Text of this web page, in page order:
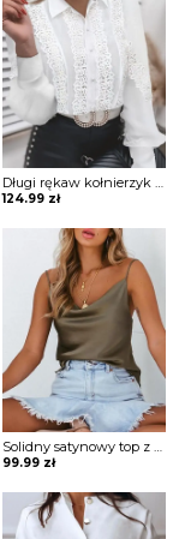
Długi rękaw kołnierzyk rozpinana guziki koronka pasy bluzka elegancka impreza do pracy koszula bluzka Maxima
124.99 zł
Solidny satynowy top z dekoltem w szpic bluzka Neziha
99.99 zł